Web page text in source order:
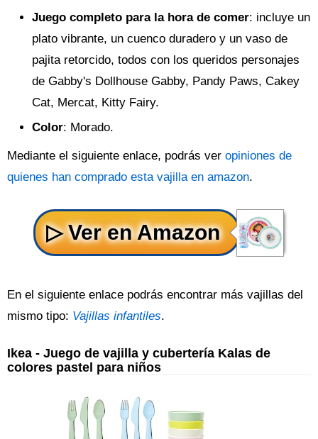
Juego completo para la hora de comer: incluye un
plato vibrante, un cuenco duradero y un vaso de
pajita retorcido, todos con los queridos personajes
de Gabby's Dollhouse Gabby, Pandy Paws, Cakey
Cat, Mercat, Kitty Fairy.
Color: Morado.
Mediante el siguiente enlace, podrás ver opiniones de
quienes han comprado esta vajilla en amazon.
En el siguiente enlace podrás encontrar más vajillas del
mismo tipo: Vajillas infantiles.
Ikea - Juego de vajilla y cubertería Kalas de
colores pastel para niños